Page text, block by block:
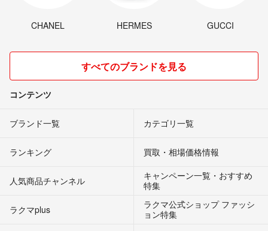
CHANEL HERMES GUCCI
すべてのブランドを見る
コンテンツ
ブランド一覧 カテゴリ一覧
ランキング 買取・相場価格情報
人気商品チャンネル
キャンペーン一覧・おすすめ
特集
ラクマplus
ラクマ公式ショップ ファッシ
ョン特集